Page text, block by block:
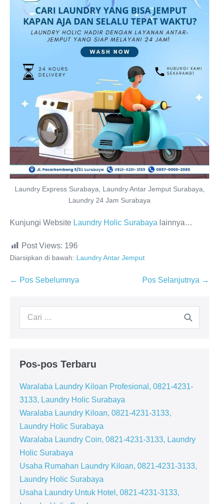
Laundry Express Surabaya, Laundry Antar Jemput Surabaya,
Laundry 24 Jam Surabaya
Kunjungi Website Laundry Holic Surabaya lainnya…
Post Views: 196
Diarsipkan di bawah: Laundry Antar Jemput
Navigasi
← Pos Sebelumnya Pos Selanjutnya →
Pencarian
Pos-pos Terbaru
Waralaba Laundry Kiloan Profesional, 0821-4231-
3133, Laundry Holic Surabaya
Waralaba Laundry Kiloan, 0821-4231-3133,
Laundry Holic Surabaya
Waralaba Laundry Coin, 0821-4231-3133, Laundry
Holic Surabaya
Usaha Rumahan Laundry Kiloan, 0821-4231-3133,
Laundry Holic Surabaya
Usaha Laundry Untuk Hotel, 0821-4231-3133,